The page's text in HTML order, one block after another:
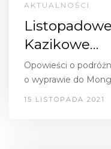
AKTUALNOŚCI
Kazikowe…
Opowieści o
o wyprawie do
15 LISTOPADA 2021